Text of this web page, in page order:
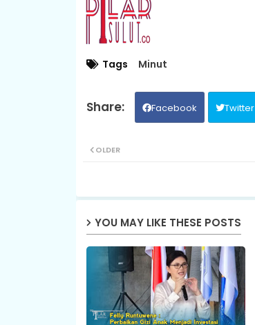
Tags Minut
Facebook Twitter
OLDER
YOU MAY LIKE THESE POSTS